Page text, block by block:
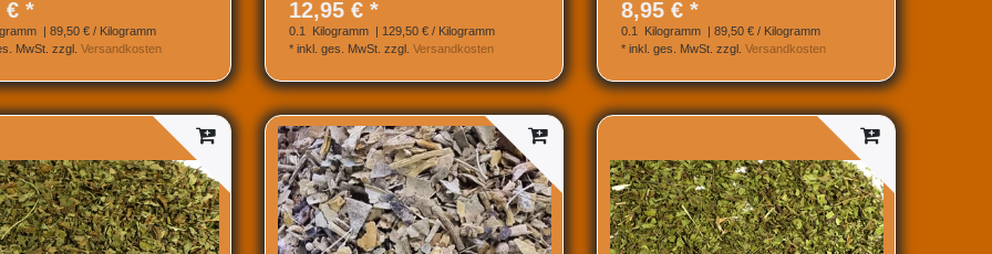
€ *
| 89,50 € / Kilogramm
MwSt. zzgl. Versandkosten
12,95 € *
0.1 Kilogramm | 129,50 € / Kilogramm
* inkl. ges. MwSt. zzgl. Versandkosten
8,95 € *
0.1 Kilogramm | 89,50 € / Kilogramm
* inkl. ges. MwSt. zzgl. Versandkosten